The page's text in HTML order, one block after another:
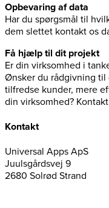
Opbevaring af data
Har du spørgsmål til
dem slettet kontakt os
Få hjælp til dit projekt
Er din virksomhed i
Ønsker du rådgivning til
tilfredse kunder, mere
din virksomhed?
Kontakt
Universal Apps ApS
Juulsgårdsvej 9
2680 Solrød Strand